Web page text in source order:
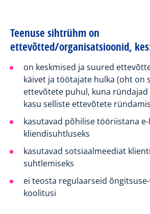
Teenuse sihtrühm on
ettevõtted/organisatsioonid,
on keskmised ja suured
käivet ja töötajate hulka (oht on
ettevõtete puhul, kuna
kasu selliste ettevõtete
kasutavad põhilise tööriistana
kliendisuhtluseks
kasutavad sotsiaalmeediat
suhtlemiseks
ei teosta regulaarseid
koolitusi